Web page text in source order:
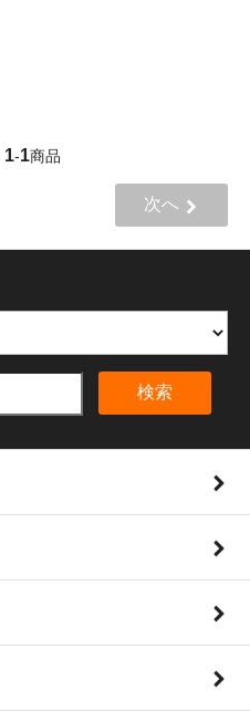
1-1商品
次へ
検索